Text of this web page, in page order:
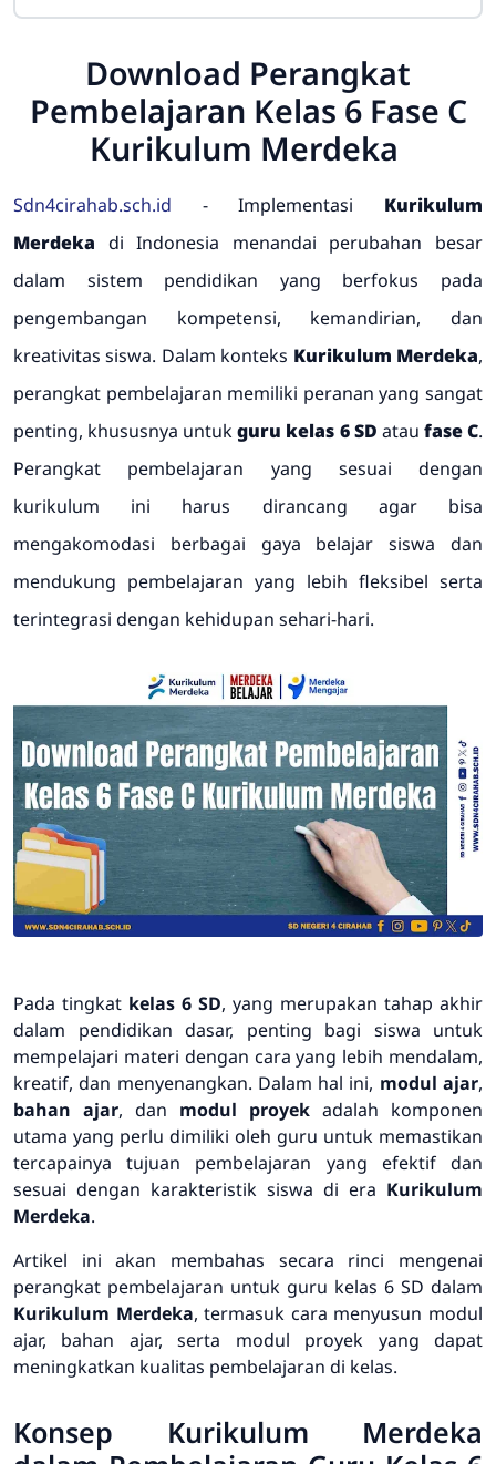
Download Perangkat
Pembelajaran Kelas 6 Fase C
Kurikulum Merdeka
Sdn4cirahab.sch.id -Implementasi Kurikulum
Merdeka di Indonesia menandai perubahan besar
dalam sistem pendidikan yang berfokus pada
pengembangan kompetensi, kemandirian, dan
kreativitas siswa. Dalam konteks Kurikulum Merdeka,
perangkat pembelajaran memiliki peranan yang sangat
penting, khususnya untukguru kelas 6 SD atau fase C.
Perangkat pembelajaran yang sesuai dengan
kurikulum ini harus dirancang agar bisa
mengakomodasi berbagai gaya belajar siswa dan
mendukung pembelajaran yang lebih fleksibel serta
terintegrasi dengan kehidupan sehari-hari.
Pada tingkat kelas 6 SD, yang merupakan tahap akhir
dalam pendidikan dasar, penting bagi siswa untuk
mempelajari materi dengan cara yang lebih mendalam,
kreatif, dan menyenangkan. Dalam hal ini, modul ajar,
bahan ajar, dan modul proyek adalah komponen
utama yang perlu dimiliki oleh guru untuk memastikan
tercapainya tujuan pembelajaran yang efektif dan
sesuai dengan karakteristik siswa di era Kurikulum
Merdeka.
Artikel ini akan membahas secara rinci mengenai
perangkat pembelajaran untuk guru kelas 6 SD dalam
Kurikulum Merdeka, termasuk cara menyusun modul
ajar, bahan ajar, serta modul proyek yang dapat
meningkatkan kualitas pembelajaran di kelas.
Konsep Kurikulum Merdeka